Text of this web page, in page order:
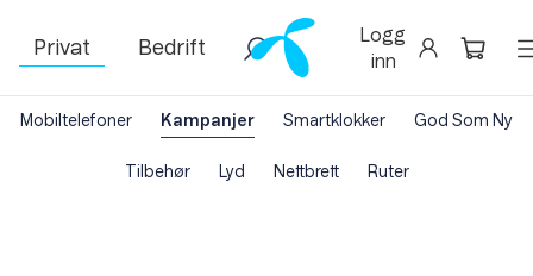
Privat Bedrift
Logg
inn
Mobiltelefoner Kampanjer Smartklokker God Som Ny
Tilbehør Lyd Nettbrett Ruter